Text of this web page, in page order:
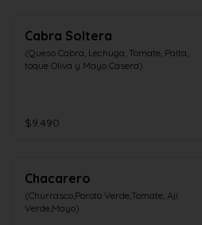
Cabra Soltera
(Queso Cabra, Lechuga, Tomate, Palta,
toque Oliva y Mayo Casera)
$9.490
Chacarero
(Churrasco,Poroto Verde,Tomate, Ají
Verde,Mayo)